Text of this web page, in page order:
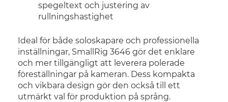
spegeltext och justering av
rullningshastighet
Ideal för både soloskapare och professionella
inställningar, SmallRig 3646 gör det enklare
och mer tillgängligt att leverera polerade
föreställningar på kameran. Dess kompakta
och vikbara design gör den också till ett
utmärkt val för produktion på språng.